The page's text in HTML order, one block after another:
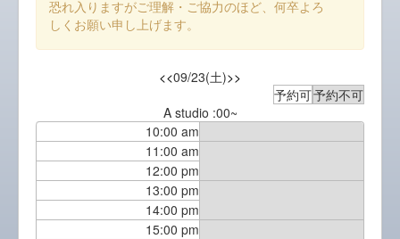
恐れ入りますがご理解・ご協力のほど、何卒よろ
しくお願い申し上げます。
<<09/23(土)>>
予約可予約不可
A studio :00~
10:00 am
11:00 am
12:00 pm
13:00 pm
14:00 pm
15:00 pm